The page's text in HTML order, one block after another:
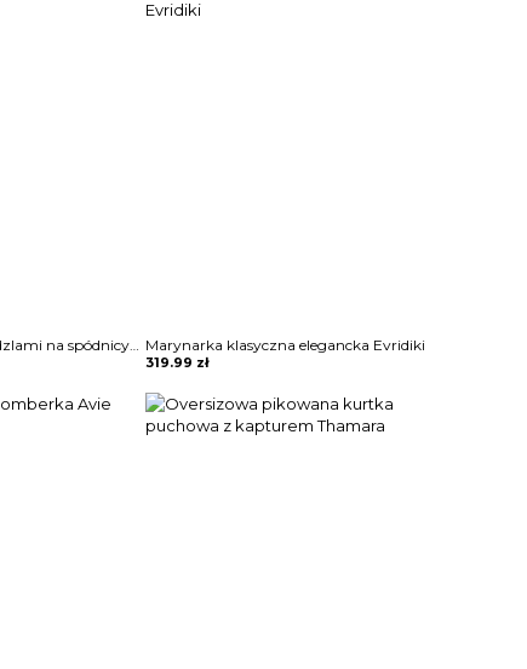
Sukienka mini z frędzlami na spódnicy Potita Marynarka klasyczna elegancka Evridiki
319.99 zł